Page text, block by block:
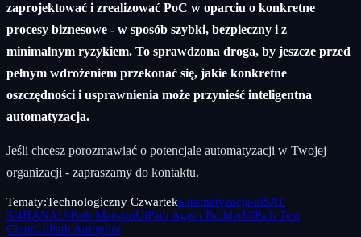
zaprojektować i zrealizować PoC w oparciu o konkretne
procesy biznesowe - w sposób szybki, bezpieczny i z
minimalnym ryzykiem. To sprawdzona droga, by jeszcze przed
pełnym wdrożeniem przekonać się, jakie konkretne
oszczędności i usprawnienia może przynieść inteligentna
automatyzacja.
Jeśli chcesz porozmawiać o potencjale automatyzacji w Twojej
organizacji - zapraszamy do kontaktu.
Tematy:Technologiczny Czwartekautomatyzacja-aiSAP
S/4HANAUiPath MaestroUiPath Agent BuilderUiPath Test
CloudUiPath Autopilot